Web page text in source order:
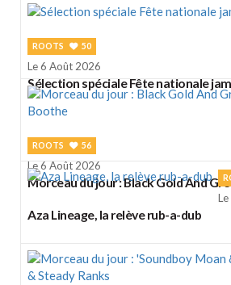
ROOTS 50
Le 6 Août 2026
Sélection spéciale Fête nationale
ROOTS 56
Le 6 Août 2026
Morceau du jour : Black Gold And
Aza Lineage, la relève rub-a-dub